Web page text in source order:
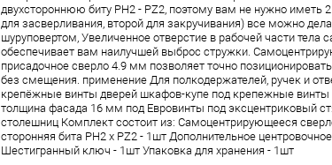
двухстороннюю биту PH2 - PZ2, поэтому вам не нужно иметь
для засверливания, второй для закручивания) все можно
шуруповертом, Увеличенное отверстие в рабочей части тела
обеспечивает вам наилучшей выброс стружки.
присадочное сверло 4.9 мм позволяет точно
без смещения. применение Для полкодержателей, ручек и
крепёжные винты дверей шкафов-купе под крепежные винты
толщина фасада 16 мм под Евровинты под эксцентриковый
столешниц Комплект состоит из: Самоцентрирующееся
сторонняя бита PH2 x PZ2 - 1шт Дополнительное
Шестигранный ключ - 1шт Упаковка для хранения - 1шт